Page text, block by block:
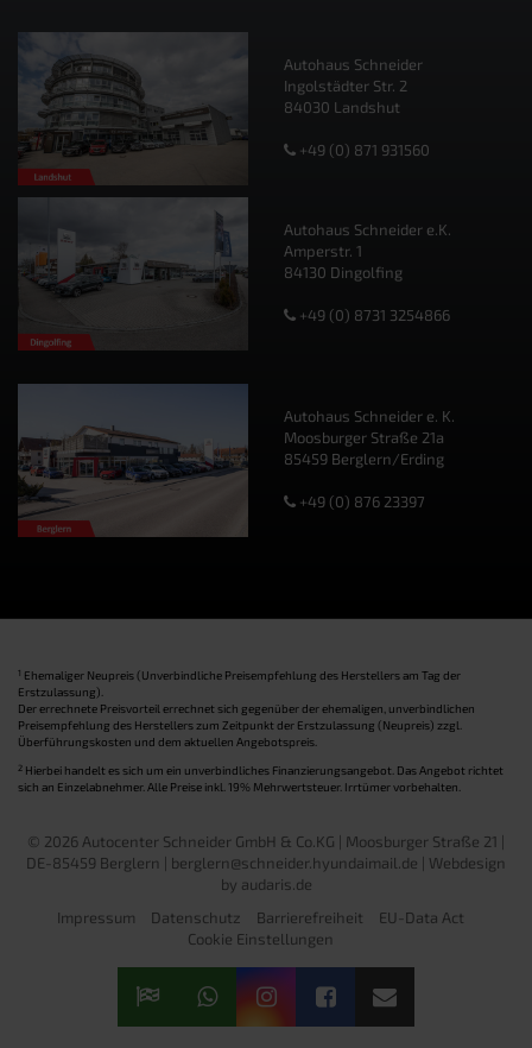
Autohaus Schneider
Ingolstädter Str. 2
84030 Landshut
+49 (0) 871 931560
Autohaus Schneider e.K.
Amperstr. 1
84130 Dingolfing
+49 (0) 8731 3254866
Autohaus Schneider e. K.
Moosburger Straße 21a
85459 Berglern/Erding
+49 (0) 876 23397
1 Ehemaliger Neupreis (Unverbindliche Preisempfehlung des Herstellers am Tag der
Erstzulassung).
Der errechnete Preisvorteil errechnet sich gegenüber der ehemaligen, unverbindlichen
Preisempfehlung des Herstellers zum Zeitpunkt der Erstzulassung (Neupreis) zzgl.
Überführungskosten und dem aktuellen Angebotspreis.
2 Hierbei handelt es sich um ein unverbindliches Finanzierungsangebot. Das Angebot richtet
sich an Einzelabnehmer. Alle Preise inkl. 19% Mehrwertsteuer. Irrtümer vorbehalten.
© 2026 Autocenter Schneider GmbH & Co.KG | Moosburger Straße 21 |
DE-85459 Berglern | berglern@schneider.hyundaimail.de | Webdesign
by audaris.de
Impressum
Datenschutz Barrierefreiheit
EU-Data Act
Cookie Einstellungen